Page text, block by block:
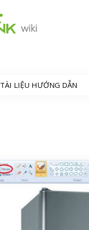
TÀI LIỆU HƯỚNG DẪN